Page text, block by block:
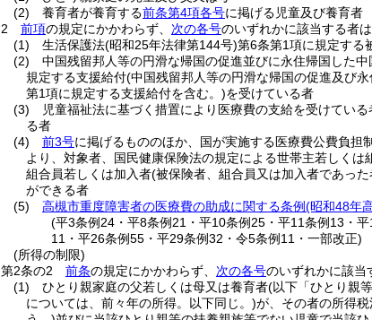
(2)
養育者が養育する前条第4項各号に掲げる児童及び養育者
2
前項の規定にかかわらず、 次の各号のいずれかに該当する者
(1)
生活保護法(昭和25年法律第144号)第6条第1項に規定する
(2)
中国残留邦人等の円滑な帰国の促進並びに永住帰国した
規定する支援給付(中国残留邦人等の円滑な帰国の促進及び
第1項に規定する支援給付を含む。)を受けている者
(3)
児童福祉法に基づく措置により医療費の支給を受けてい
る者
(4)
前3号に掲げるもののほか、国が実施する医療費公費負
より、対象者、国民健康保険法の規定による世帯主若しくは
組合員若しくは加入者(被保険者、組合員又は加入者であっ
ができる者
(5)
高槻市重度障害者の医療費の助成に関する条例(昭和48年
(平3条例24・平8条例21・平10条例25・平11条例13・
11・平26条例55・平29条例32・令5条例11・一部改正)
(所得の制限)
第2条の2
前条の規定にかかわらず、 次の各号のいずれかに該当
(1)
ひとり親家庭の父若しくは母又は養育者(以下「ひとり親
については、前々年の所得。以下同じ。)が、その者の所得税